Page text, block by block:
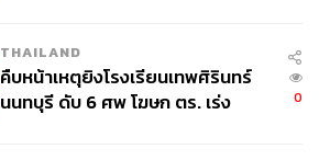
THAILAND
คืบหน้าเหตุยิงโรงเรียนเทพศิรินทร์
นนทบุรี ดับ 6 ศพ โฆษก ตร. เร่ง
0